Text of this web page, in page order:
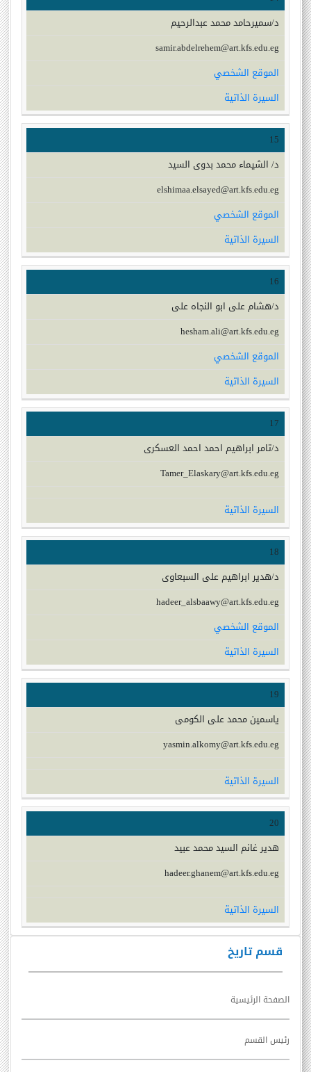
قسم تاريخ
الصفحة الرئيسية
رئيس القسم
د/سميرحامد محمد عبدالرحيم
samir.abdelrehem@art.kfs.edu.eg
الموقع الشخصي
السيرة الذاتية
15
د/ الشيماء محمد بدوى السيد
elshimaa.elsayed@art.kfs.edu.eg
الموقع الشخصي
السيرة الذاتية
16
د/هشام على ابو النجاه على
hesham.ali@art.kfs.edu.eg
الموقع الشخصي
السيرة الذاتية
17
د/تامر ابراهيم احمد احمد العسكرى
Tamer_Elaskary@art.kfs.edu.eg
السيرة الذاتية
18
د/هدير ابراهيم على السبعاوى
hadeer_alsbaawy@art.kfs.edu.eg
الموقع الشخصي
السيرة الذاتية
19
ياسمين محمد على الكومى
yasmin.alkomy@art.kfs.edu.eg
السيرة الذاتية
20
هدير غانم السيد محمد عبيد
hadeer.ghanem@art.kfs.edu.eg
السيرة الذاتية